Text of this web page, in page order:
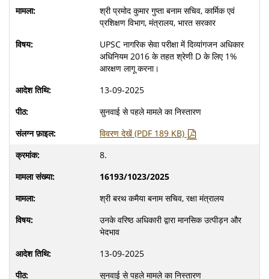
श्री प्रमोद कुमार गुप्ता बनाम सचिव, कार्मिक एवं
प्रशिक्षण विभाग, मंत्रालय, भारत सरकार
UPSC नागरिक सेवा परीक्षा में दिव्यांगजन अधिकार
अधिनियम 2016 के तहत श्रेणी D के लिए 1%
आरक्षण लागू करना।
13-09-2025
सुनवाई से पहले मामले का निस्तारण
विवरण देखें (PDF 189 KB)
8.
16193/1023/2025
श्री बरथ कमैया बनाम सचिव, रक्षा मंत्रालय
उनके वरिष्ठ अधिकारी द्वारा मानसिक उत्पीड़न और
भेदभाव
13-09-2025
सुनवाई से पहले मामले का निस्तारण